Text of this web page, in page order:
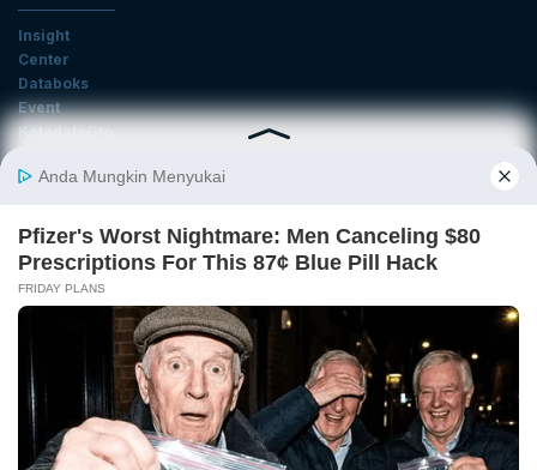
Insight
Center
Databoks
Event
KatadataOto
Email
Daftar
Tentang Katadata Advertising Karier
Pedoman Media Siber
Kebijakan Privasi
Disclaimer
Hubungi Kami
©2026 Katadata. Hak cipta dilindungi Undang-undang.